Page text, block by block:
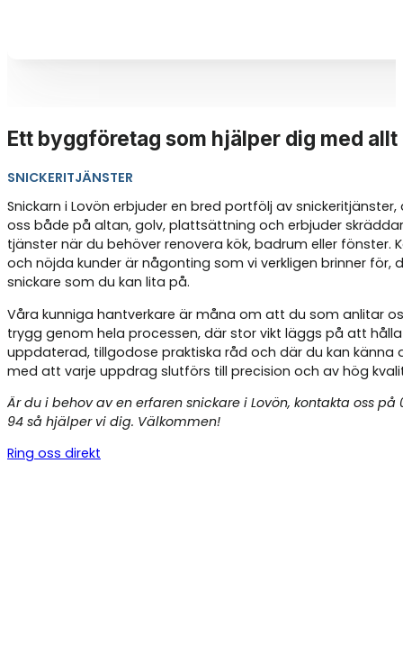
Ett byggföretag som hjälper dig med allt
SNICKERITJÄNSTER
Snickarn i Lovön erbjuder en bred portfölj av snickeritjänster,
oss både på altan, golv, plattsättning och erbjuder
tjänster när du behöver renovera kök, badrum eller fönster.
och nöjda kunder är någonting som vi verkligen brinner för,
snickare som du kan lita på.
Våra kunniga hantverkare är måna om att du som anlitar
trygg genom hela processen, där stor vikt läggs på att
uppdaterad, tillgodose praktiska råd och där du kan känna
med att varje uppdrag slutförs till precision och av hög
Är du i behov av en erfaren snickare i Lovön, kontakta oss på
94 så hjälper vi dig. Välkommen!
Ring oss direkt